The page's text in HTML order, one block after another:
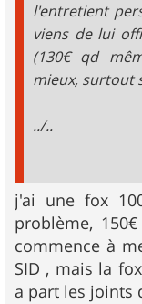
l'entretient
viens de lui
(130€ qd
mieux, surtout
../..
j'ai une fox
problème,
commence à
SID , mais la
a part les joints